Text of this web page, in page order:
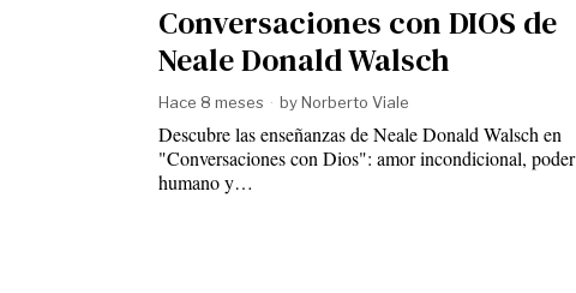
Conversaciones con DIOS de
Neale Donald Walsch
Hace 8 meses byNorberto Viale
Descubre las enseñanzas de Neale Donald Walsch en
"Conversaciones con Dios": amor incondicional, poder
humano y…